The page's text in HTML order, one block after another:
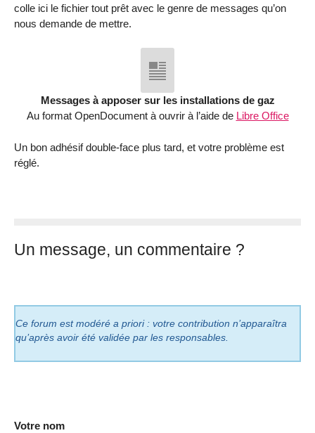
colle ici le fichier tout prêt avec le genre de messages qu’on
nous demande de mettre.
Messages à apposer sur les installations de gaz
Au format OpenDocument à ouvrir à l’aide de Libre Office
Un bon adhésif double-face plus tard, et votre problème est
réglé.
Un message, un commentaire ?
Ce forum est modéré a priori : votre contribution n’apparaîtra
qu’après avoir été validée par les responsables.
Votre nom